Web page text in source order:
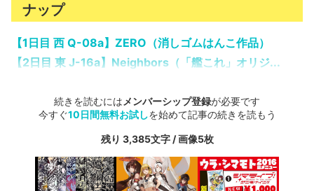
ナップ
【1日目 西 Q-08a】ZERO（消しゴムはんこ作品）
【2日目 東 J-16a】Neighbors（「艦これ」オリジ...
続きを読むには メンバーシップ登録が必要です
今すぐ10日間無料お試しを始めて記事の続きを読もう
残り 3,385文字 / 画像5枚